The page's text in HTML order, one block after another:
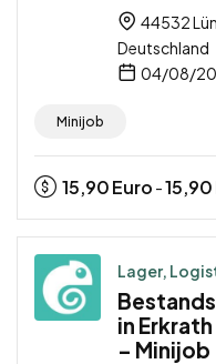
44532
Deutschland
04/08/
Minijob
15,90Euro -15,90
Lager,
in
– Minijob